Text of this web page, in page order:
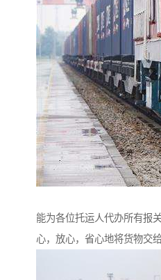
能为各位托运人代办所有报
心，放心，省心地将货物交给